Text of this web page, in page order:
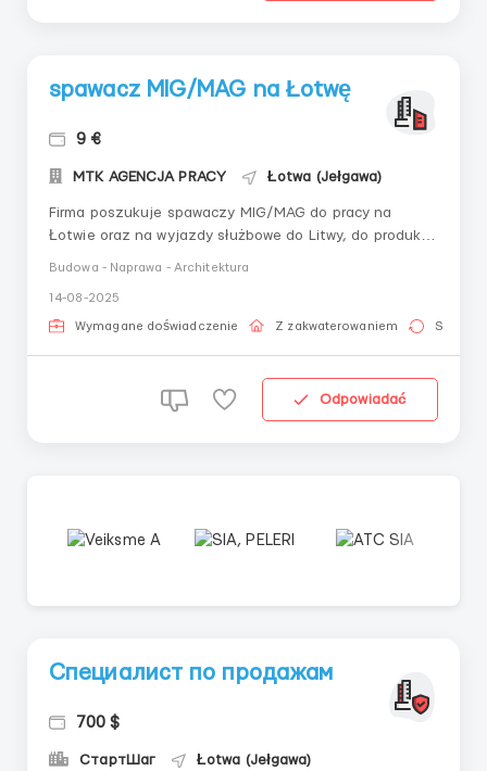
spawacz MIG/MAG na Łotwę
9 €
MTK AGENCJA PRACY Łotwa (Jełgawa)
Firma poszukuje spawaczy MIG/MAG do pracy na
Łotwie oraz na wyjazdy służbowe do Litwy, do produkcji
Budowa - Naprawa - Architektura
14-08-2025
Wymagane doświadczenie Z zakwaterowaniem Stała
Odpowiadać
Специалист по продажам
700 $
СтартШаг Łotwa (Jełgawa)